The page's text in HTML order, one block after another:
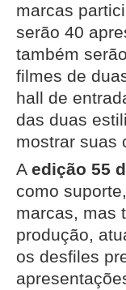
marcas
serão 40
também
filmes de
hall de
das duas
mostrar suas
A edição 55
como
marcas, mas
produção,
os desfiles